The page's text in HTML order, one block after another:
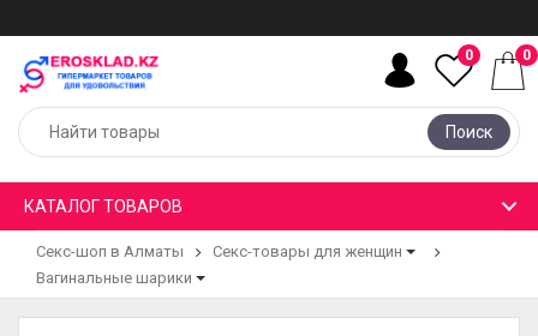
Поиск
0 0
КАТАЛОГ ТОВАРОВ
Секс-шоп в Алматы
Секс-товары для женщин
Вагинальные шарики